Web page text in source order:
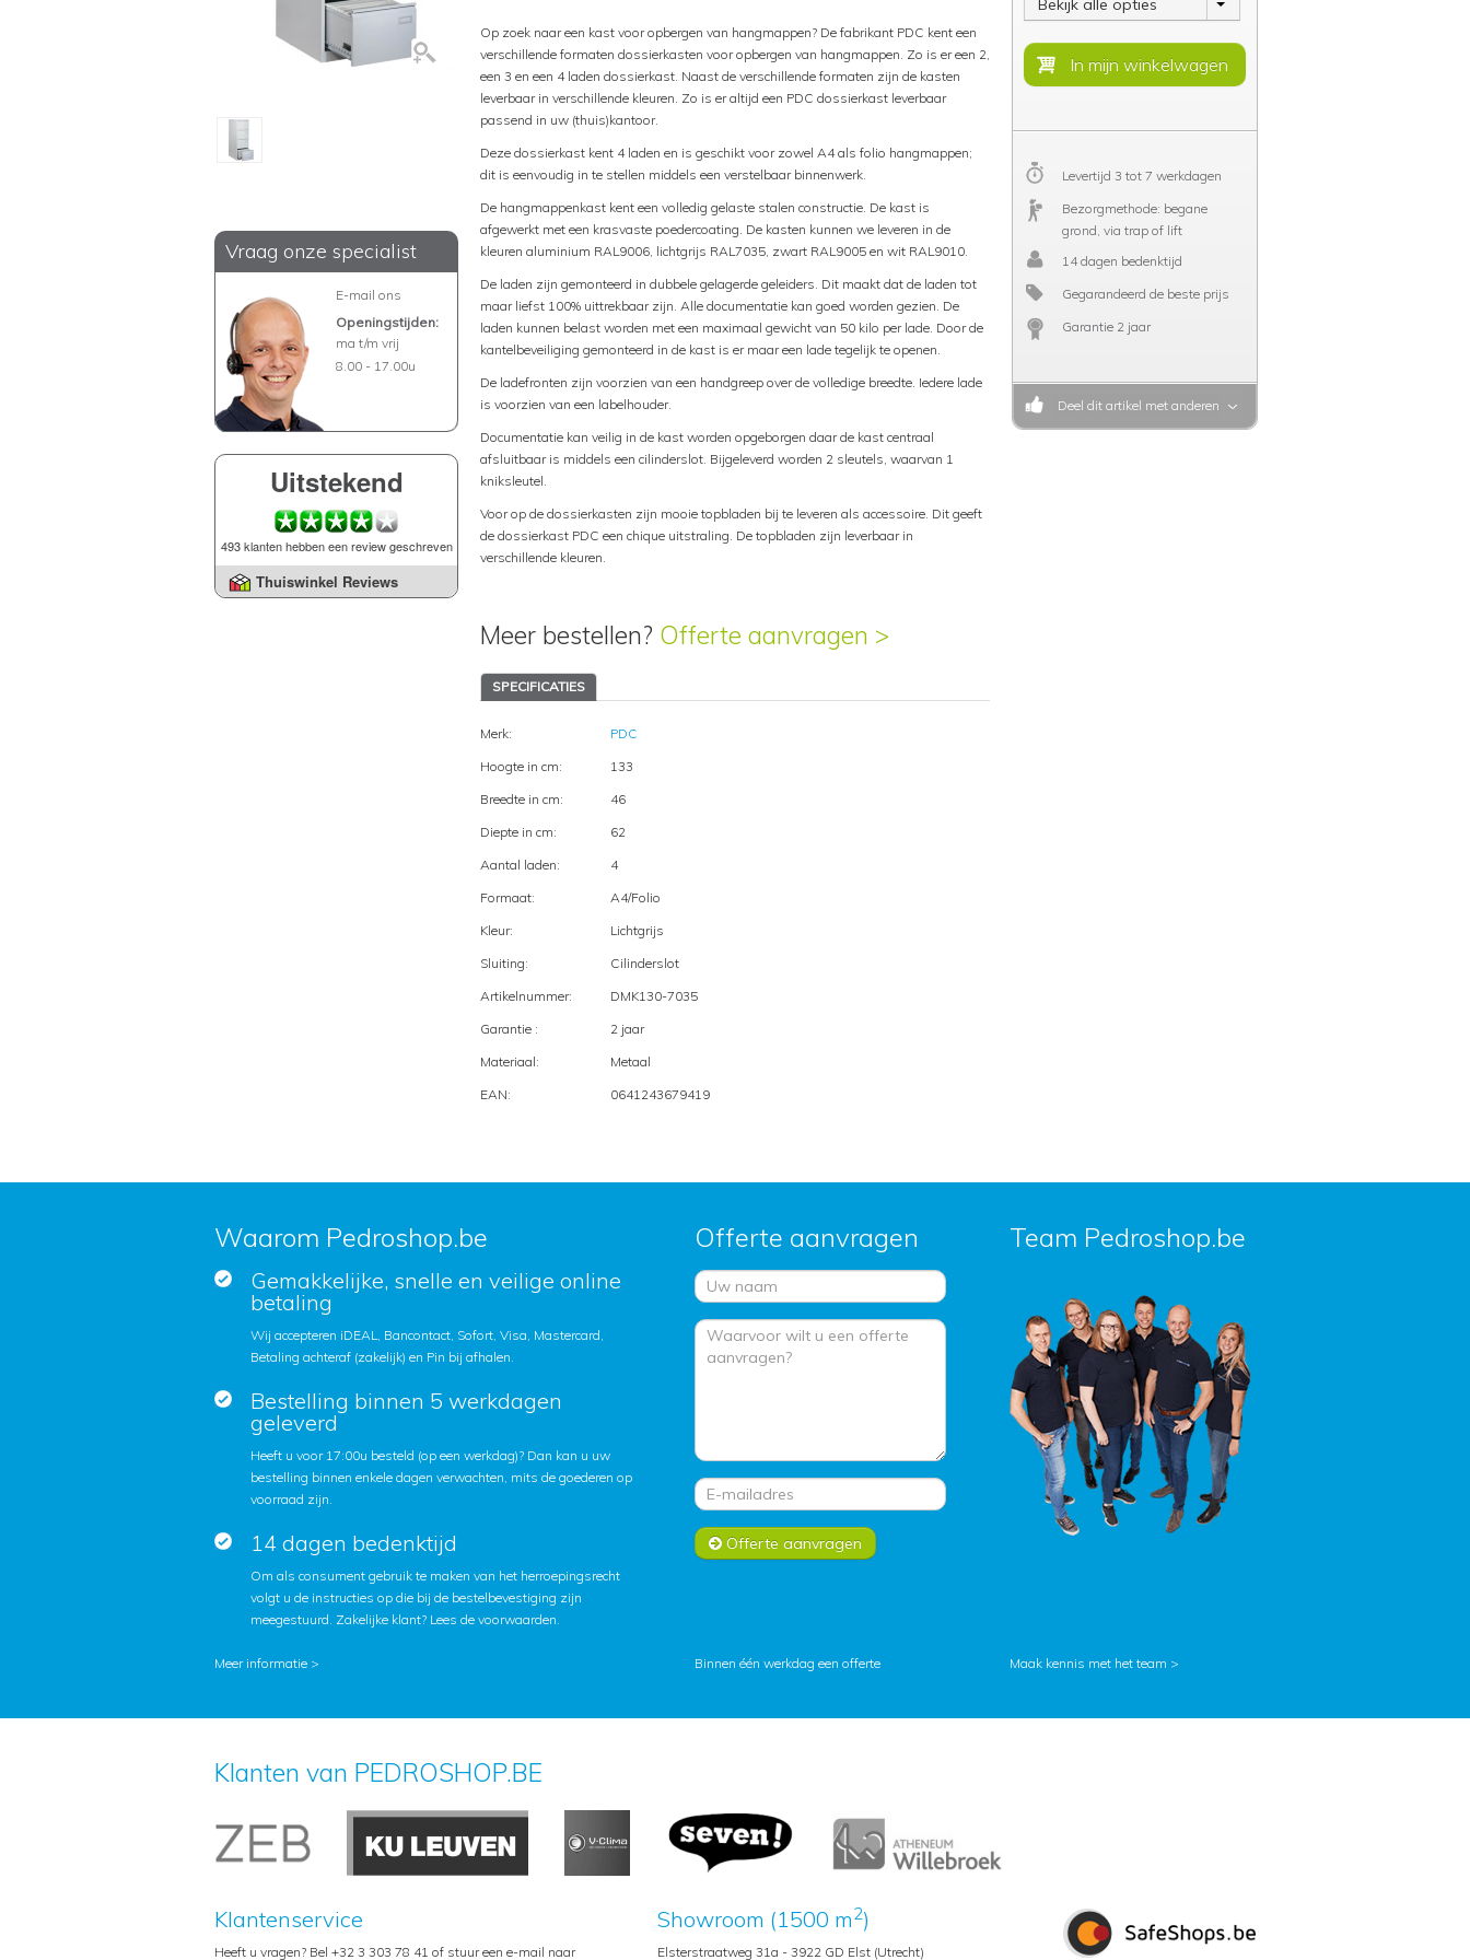
Vraag onze specialist
E-mail ons
Openingstijden:
ma t/m vrij
8.00 - 17.00u
Uitstekend
493 klanten hebben een review geschreven
Thuiswinkel Reviews
Op zoek naar een kast voor opbergen van hangmappen? De fabrikant PDC kent een
verschillende formaten dossierkasten voor opbergen van hangmappen. Zo is er een 2,
een 3 en een 4 laden dossierkast. Naast de verschillende formaten zijn de kasten
leverbaar in verschillende kleuren. Zo is er altijd een PDC dossierkast leverbaar
passend in uw (thuis)kantoor.
Deze dossierkast kent 4 laden en is geschikt voor zowel A4 als folio hangmappen;
dit is eenvoudig in te stellen middels een verstelbaar binnenwerk.
De hangmappenkast kent een volledig gelaste stalen constructie. De kast is
afgewerkt met een krasvaste poedercoating. De kasten kunnen we leveren in de
kleuren aluminium RAL9006, lichtgrijs RAL7035, zwart RAL9005 en wit RAL9010.
De laden zijn gemonteerd in dubbele gelagerde geleiders. Dit maakt dat de laden tot
maar liefst 100% uittrekbaar zijn. Alle documentatie kan goed worden gezien. De
laden kunnen belast worden met een maximaal gewicht van 50 kilo per lade. Door de
kantelbeveiliging gemonteerd in de kast is er maar een lade tegelijk te openen.
De ladefronten zijn voorzien van een handgreep over de volledige breedte. Iedere lade
is voorzien van een labelhouder.
Documentatie kan veilig in de kast worden opgeborgen daar de kast centraal
afsluitbaar is middels een cilinderslot. Bijgeleverd worden 2 sleutels, waarvan 1
kniksleutel.
Voor op de dossierkasten zijn mooie topbladen bij te leveren als accessoire. Dit geeft
de dossierkast PDC een chique uitstraling. De topbladen zijn leverbaar in
verschillende kleuren.
Meer bestellen? Offerte aanvragen >
SPECIFICATIES
Merk:
PDC
Hoogte in cm:
133
Breedte in cm:
46
Diepte in cm:
62
Aantal laden:
4
Formaat:
A4/Folio
Kleur:
Lichtgrijs
Sluiting:
Cilinderslot
Artikelnummer:
DMK130-7035
Garantie :
2 jaar
Materiaal:
Metaal
EAN:
0641243679419
Bekijk alle opties
Levertijd 3 tot 7 werkdagen
Bezorgmethode: begane
grond, via trap of lift
14 dagen bedenktijd
Gegarandeerd de beste prijs
Garantie 2 jaar
Deel dit artikel met anderen
Waarom Pedroshop.be
Gemakkelijke, snelle en veilige online
betaling
Wij accepteren iDEAL, Bancontact, Sofort, Visa, Mastercard,
Betaling achteraf (zakelijk) en Pin bij afhalen.
Bestelling binnen 5 werkdagen
geleverd
Heeft u voor 17:00u besteld (op een werkdag)? Dan kan u uw
bestelling binnen enkele dagen verwachten, mits de goederen op
voorraad zijn.
14 dagen bedenktijd
Om als consument gebruik te maken van het herroepingsrecht
volgt u de instructies op die bij de bestelbevestiging zijn
meegestuurd. Zakelijke klant? Lees de voorwaarden.
Offerte aanvragen
Offerte aanvragen
Team Pedroshop.be
Meer informatie > Binnen één werkdag een offerte Maak kennis met het team >
Klanten van PEDROSHOP.BE
Klantenservice
Heeft u vragen? Bel +32 3 303 78 41 of stuur een e-mail naar
Showroom (1500 m2)
Elsterstraatweg 31a - 3922 GD Elst (Utrecht)